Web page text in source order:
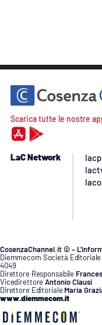
Scarica tutte le nostre
LaC Network
CosenzaChannel.it © –
Diemmecom Società Editoriale
4049
Direttore Responsabile
VicedirettoreAntonio Clausi
Direttore Editoriale Maria
www.diemmecom.it